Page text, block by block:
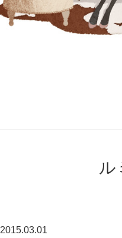
ル
2015.03.01